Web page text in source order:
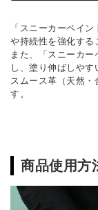
「スニーカーペイ
や持続性を強化する
また、「スニーカ
し、塗り伸ばしやす
スムース革（天然・
す。
商品使用方